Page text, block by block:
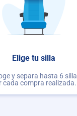
Elige tu silla
y separa hasta 6
cada compra realizada.